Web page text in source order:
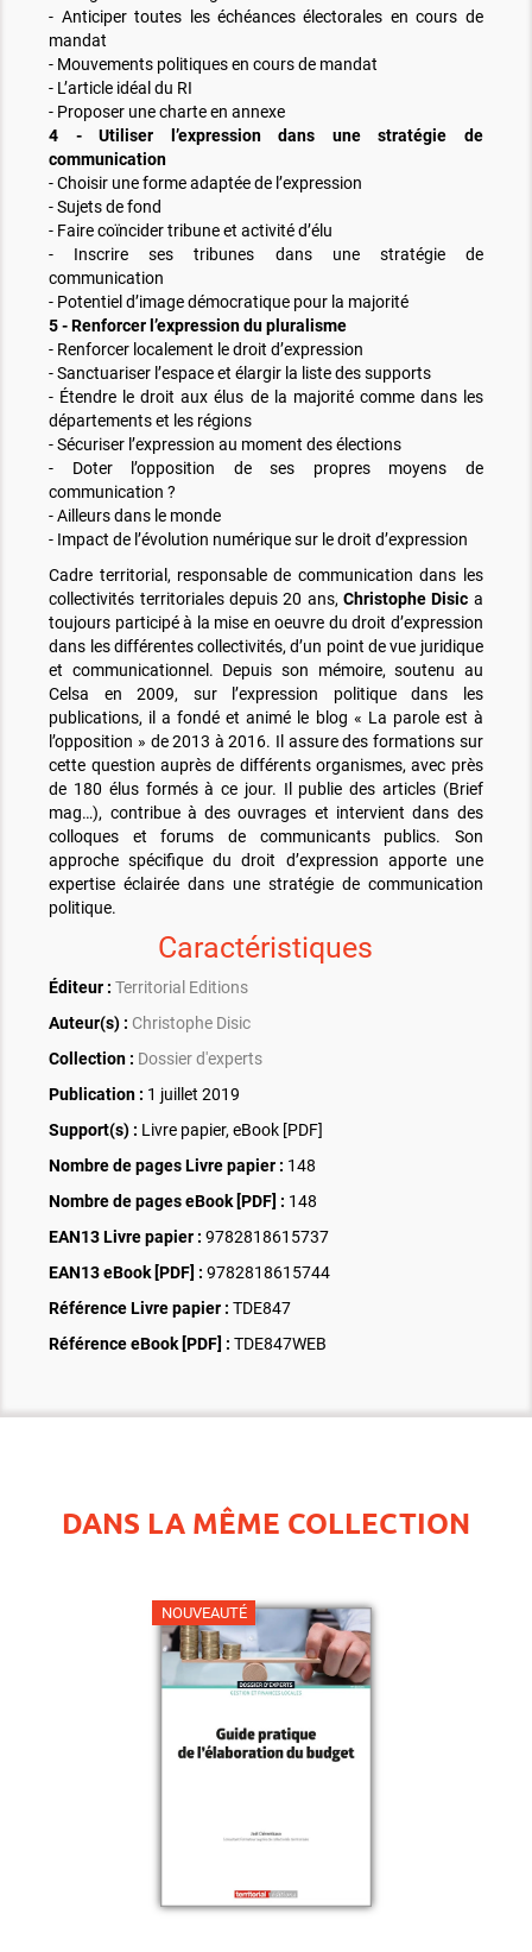
- Anticiper toutes les échéances électorales en cours de
mandat
- Mouvements politiques en cours de mandat
- L’article idéal du RI
- Proposer une charte en annexe
4 - Utiliser l’expression dans une stratégie de
communication
- Choisir une forme adaptée de l’expression
- Sujets de fond
- Faire coïncider tribune et activité d’élu
- Inscrire ses tribunes dans une stratégie de
communication
- Potentiel d’image démocratique pour la majorité
5 - Renforcer l’expression du pluralisme
- Renforcer localement le droit d’expression
- Sanctuariser l’espace et élargir la liste des supports
- Étendre le droit aux élus de la majorité comme dans les
départements et les régions
- Sécuriser l’expression au moment des élections
- Doter l’opposition de ses propres moyens de
communication ?
- Ailleurs dans le monde
- Impact de l’évolution numérique sur le droit d’expression
Cadre territorial, responsable de communication dans les
collectivités territoriales depuis 20 ans,Christophe Disic a
toujours participé à la mise en oeuvre du droit d’expression
dans les différentes collectivités, d’un point de vue juridique
et communicationnel. Depuis son mémoire, soutenu au
Celsa en 2009, sur l’expression politique dans les
publications, il a fondé et animé le blog « La parole est à
l’opposition » de 2013 à 2016. Il assure des formations sur
cette question auprès de différents organismes, avec près
de 180 élus formés à ce jour. Il publie des articles (Brief
mag…), contribue à des ouvrages et intervient dans des
colloques et forums de communicants publics. Son
approche spécifique du droit d’expression apporte une
expertise éclairée dans une stratégie de communication
politique.
Caractéristiques
Éditeur : Territorial Editions
Auteur(s) : Christophe Disic
Collection : Dossier d'experts
Publication : 1 juillet 2019
Support(s) : Livre papier, eBook [PDF]
Nombre de pages Livre papier : 148
Nombre de pages eBook [PDF] : 148
EAN13 Livre papier : 9782818615737
EAN13 eBook [PDF] : 9782818615744
Référence Livre papier : TDE847
Référence eBook [PDF] : TDE847WEB
DANS LA MÊME COLLECTION
NOUVEAUTÉ